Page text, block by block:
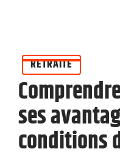
RETRAITE
ses
conditions